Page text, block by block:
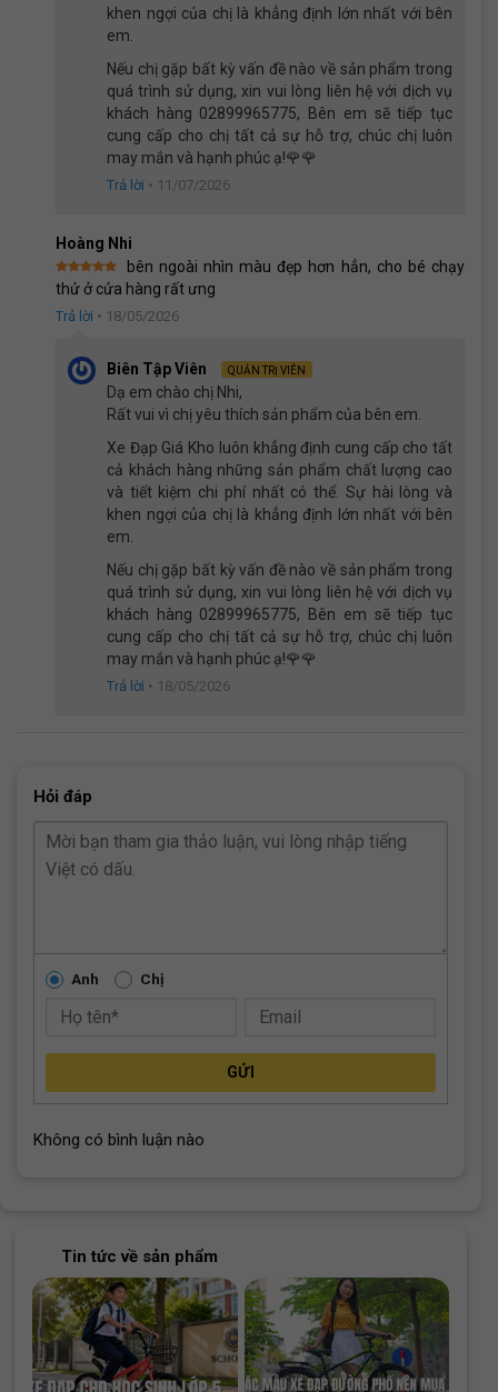
Cặp bánh phụ vững chãi giúp bé tự tin tập đi xe đạp
Mua xe đạp Raccoon Nana 16 inch tại Xe Đạp Giá Kho, ba
mẹ không chỉ mua một sản phẩm mà còn mua cả sự an tâm
Nguồn gốc minh bạch:Cam kết xe nhập khẩu chính
ngạch 100%, nói không với hàng nhái kém chất lượng.
Kỹ thuật chuyên nghiệp:Mỗi chiếc xe trước khi xuất
kho đều qua quy trình kiểm tra 5 bước nghiêm ngặt từ đội
ngũ thợ lành nghề, đảm bảo từ phanh đến xích đều hoạt
Giá thành tối ưu:Chúng tôi cam kết mang đến mức
giá cạnh tranh nhất nhờ việc phân phối trực tiếp không qua
trung gian.
Hậu mãi chu đáo:Bảo hành lâu dài và hỗ trợ kỹ thuật
tận tâm tại mọi chi nhánh của hệ thống
Thương Hiệu Raccoon 30 Năm Tận Lực Vì Trẻ
Thơ
Gia nhập thị trường từ năm 1993, Raccoon đã tích lũy hơn ba
thập kỷ kinh nghiệm trong việc nghiên cứu và sản xuất các
dòng xe chuyên biệt cho trẻ nhỏ. Mỗi sản phẩm không chỉ là
một phương tiện di chuyển mà còn là tâm huyết của đội ngũ kỹ
sư trong việc tối ưu hóa nhân trắc học cho trẻ em Á Đông. Tại
Việt Nam, Xe Đạp Giá Kho vinh dự là cầu nối mang những giá
trị bền vững này đến tận tay các gia đình.
Kết Luận
khen ngợi của chị là khẳng định lớn nhất với bên
em.
Nếu chị gặp bất kỳ vấn đề nào về sản phẩm trong
quá trình sử dụng, xin vui lòng liên hệ với dịch vụ
khách hàng 02899965775, Bên em sẽ tiếp tục
cung cấp cho chị tất cả sự hỗ trợ, chúc chị luôn
may mắn và hạnh phúc ạ!🌹🌹
Trả lời • 11/07/2026
Hoàng Nhi
Được xếp
hạng5 5
sao
bên ngoài nhìn màu đẹp hơn hẳn, cho bé chạy
thử ở cửa hàng rất ưng
Trả lời • 18/05/2026
Biên Tập Viên QUẢN TRỊ VIÊN
Dạ em chào chị Nhi,
Rất vui vì chị yêu thích sản phẩm của bên em.
Xe Đạp Giá Kho luôn khẳng định cung cấp cho tất
cả khách hàng những sản phẩm chất lượng cao
và tiết kiệm chi phí nhất có thể. Sự hài lòng và
khen ngợi của chị là khẳng định lớn nhất với bên
em.
Nếu chị gặp bất kỳ vấn đề nào về sản phẩm trong
quá trình sử dụng, xin vui lòng liên hệ với dịch vụ
khách hàng 02899965775, Bên em sẽ tiếp tục
cung cấp cho chị tất cả sự hỗ trợ, chúc chị luôn
may mắn và hạnh phúc ạ!🌹🌹
Trả lời • 18/05/2026
Hỏi đáp
Anh Chị
GỬI
Không có bình luận nào
Tin tức về sản phẩm